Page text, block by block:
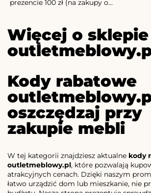
prezencie 100 zł (na zakupy o...
Więcej o sklepie
Kody rabatowe
oszczędzaj przy
zakupie mebli
W tej kategorii znajdziesz aktualne kody
outletmeblowy.pl, które pozwalają
atrakcyjnych cenach. Dzięki naszym
łatwo urządzić dom lub mieszkanie, nie